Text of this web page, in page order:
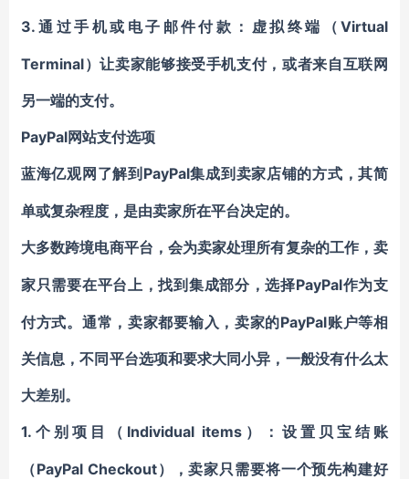
3.通过手机或电子邮件付款：虚拟终端（Virtual
Terminal）让卖家能够接受手机支付，或者来自互联网
另一端的支付。
PayPal网站支付选项
蓝海亿观网了解到 PayPal集成到卖家店铺的方式，其简
单或复杂程度，是由卖家所在平台决定的。
大多数跨境电商平台，会为卖家处理所有复杂的工作，卖
家只需要在平台上，找到集成部分，选择PayPal作为支
付方式。通常，卖家都要输入，卖家的PayPal账户等相
关信息，不同平台选项和要求大同小异，一般没有什么太
大差别。
1.个别项目（Individual items ）：设置 贝宝结账
（PayPal Checkout） ，卖家只需要将一个预先构建好